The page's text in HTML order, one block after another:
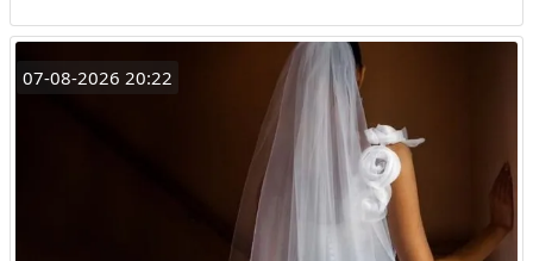
07-08-2026 20:22